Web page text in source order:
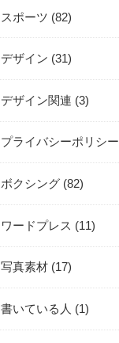
スポーツ (82)
デザイン (31)
デザイン関連 (3)
プライバシーポリシー
ボクシング (82)
ワードプレス (11)
写真素材 (17)
書いている人 (1)